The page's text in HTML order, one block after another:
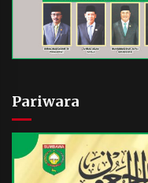
Pariwara